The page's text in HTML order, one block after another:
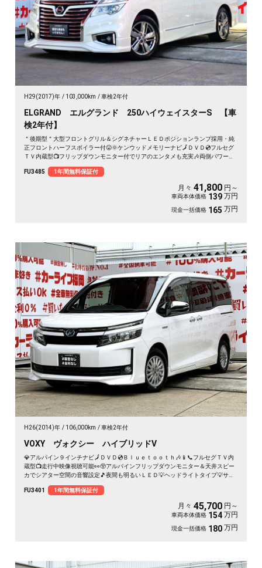
H29(2017)年 103,000km 車検2年付
ELGRAND エルグランド 250ハイウェイスターS 【車
検2年付】
＂後期型＂大型フロントグリル＆シグネチャーＬＥＤポジションランプ採用・純
正フロントハーフスポイラー付😛🌞ケンウッドメモリーナビ🗾ＤＶＤ💿フルセグ
ＴＶ内蔵型📺フリップダウンモニター付でリアのエンタメも充実🎶両側パワース
ャプテンシートタイプ・オットマン付💎ハーフレザーシート💺で更に高級感を演
出💺車庫入れもバックカメラで簡単駐車🔧🌈ドライブレコーダー付きで安心録画
FU3485 1年間無料保証付
月々 41,800 円～
車両本体価格 139 万円
現金一括価格 165 万円
H26(2014)年 106,000km 車検2年付
VOXY ヴォクシー ハイブリッドV
💎アルパイン９インチナビ🗾ＤＶＤ💿Ｂｌｕｅｔｏｏｔｈ🎶📱📞フルセグＴＶ内
蔵型📺走行中映像視聴可能👀😲アルパインフリップダウンモニター＆天井スピー
カでシアター空間の音響設定🎵夜間も明るいＬＥＤ💡ヘッドライトタイプ💡サイ
ト・楽々ウォークスルー✨ワイヤレススマホ充電器付📱ドライブレコーダー付き
で安心録画📹💎トヨタの人気８０型ヴォクシー・ハイブリッドミニバン👀驚異の
カタログ燃費🍃ＪＣ０８モード２３．８ｋｍ／Ｌ💎🌈車検２年付🚗
FU3401 1年間無料保証付
月々 45,700 円～
車両本体価格 154 万円
現金一括価格 180 万円